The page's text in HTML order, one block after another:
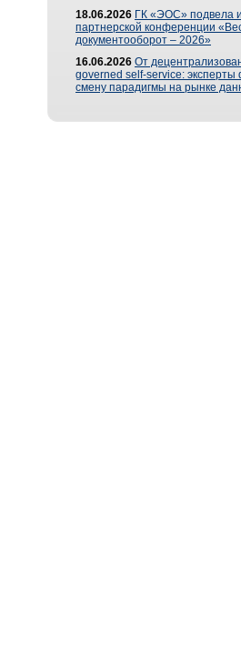
18.06.2026 ГК «ЭОС» подвела
партнерской конференции
документооборот – 2026»
16.06.2026 От
governed self-service: эксперты
смену парадигмы на рынке